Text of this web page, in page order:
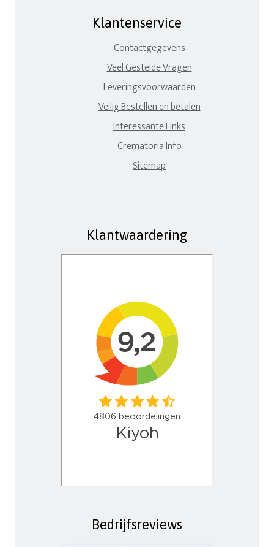
Klantenservice
Contactgegevens
Veel Gestelde Vragen
Leveringsvoorwaarden
Veilig Bestellen en betalen
Interessante Links
Crematoria Info
Sitemap
Klantwaardering
Bedrijfsreviews